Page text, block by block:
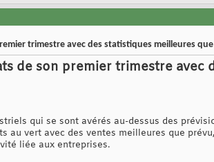
trimestre avec des statistiques meilleures
de son premier trimestre avec
qui se sont avérés au-dessus des
au vert avec des ventes meilleures que
liée aux entreprises.